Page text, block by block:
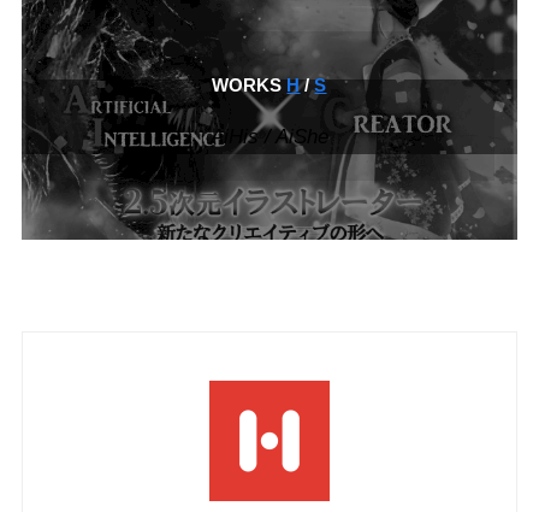
WORKSH/S
AiHis / AiShe